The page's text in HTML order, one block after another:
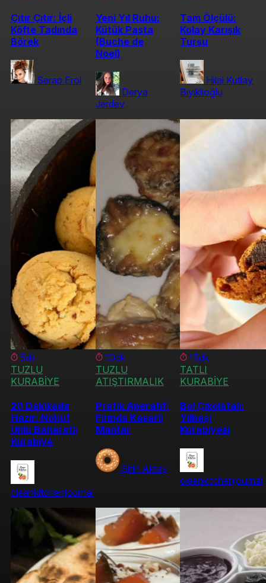
Çıtır Çıtır: İçli
Köfte Tadında
Börek
Serap Erol
Yeni Yıl Ruhu:
Kütük Pasta
(Buche de
Noel)
Derya
Jerdev
Tam Ölçülü:
Kolay Karışık
Turşu
Hilal Kutlay
Bıyıklıoğlu
5dk
TUZLU
KURABİYE
20 Dakikada
Hazır: Nohut
Unlu Baharatlı
Kurabiye
cleankitchenjournal
10dk
TUZLU
ATIŞTIRMALIK
Pratik Aperatif:
Fırında Kaşarlı
Mantar
Şirin Aktaş
15dk
TATLI
KURABİYE
Bol Çikolatalı:
Yılbaşı
Kurabiyesi
cleankitchenjournal